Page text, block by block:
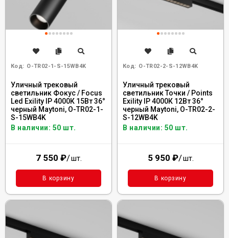
Код: O-TR02-1-S-15WB4K
Уличный трековый
светильник Фокус / Focus
Led Exility IP 4000К 15Вт 36°
черный Maytoni, O-TR02-1-
S-15WB4K
В наличии: 50 шт.
7 550 ₽/шт.
В корзину
Код: O-TR02-2-S-12WB4K
Уличный трековый
светильник Точки / Points
Exility IP 4000К 12Вт 36°
черный Maytoni, O-TR02-2-
S-12WB4K
В наличии: 50 шт.
5 950 ₽/шт.
В корзину